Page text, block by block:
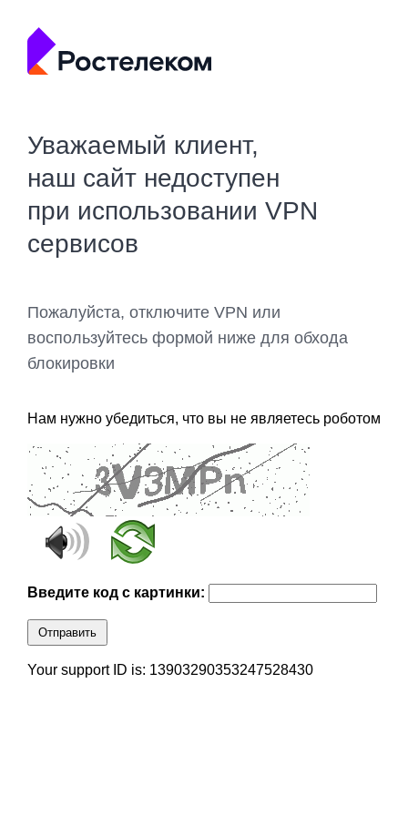
Уважаемый клиент,
наш сайт недоступен
при использовании VPN
сервисов
Пожалуйста, отключите VPN или
воспользуйтесь формой ниже для обхода
блокировки
Нам нужно убедиться, что вы не являетесь роботом
Введите код с картинки:
Отправить
Your support ID is: 13903290353247528430